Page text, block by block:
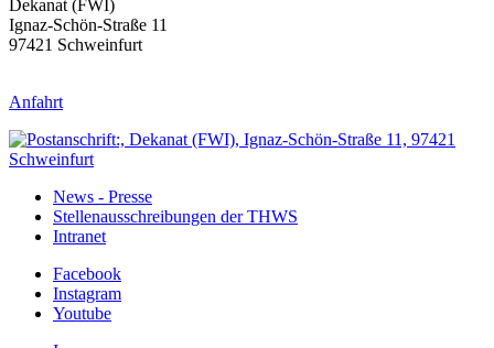
Dekanat (FWI)
Ignaz-Schön-Straße 11
97421 Schweinfurt
Anfahrt
News - Presse
Stellenausschreibungen der THWS
Intranet
Facebook
Instagram
Youtube